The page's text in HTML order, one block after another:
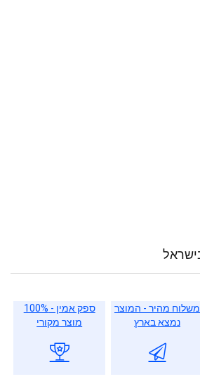
משלוח מהיר - המוצר
נמצא בארץ
ספק אמין - 100%
מוצר מקורי